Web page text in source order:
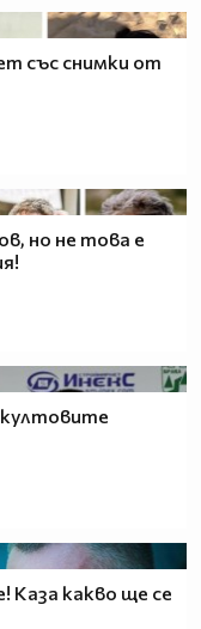
със снимки от
но не това е
Каза какво ще се